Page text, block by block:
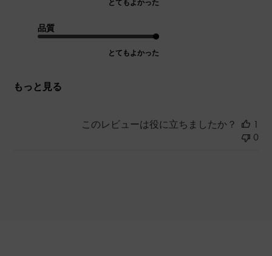
とてもよかった
品質
とてもよかった
もっと見る
このレビューは役に立ちましたか？
1
0